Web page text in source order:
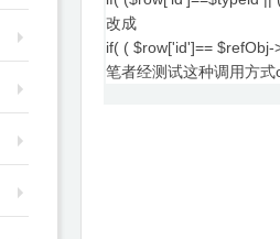
改成
if( ( $row['id']==
笔者经测试这种调用方